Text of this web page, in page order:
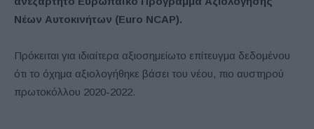
Νέων Αυτοκινήτων (Euro NCAP).
Πρόκειται για ιδιαίτερα αξιοσημείωτο επίτευγμα δεδομένου
ότι το όχημα αξιολογήθηκε βάσει του νέου, πιο αυστηρού
πρωτοκόλλου 2020-2022.